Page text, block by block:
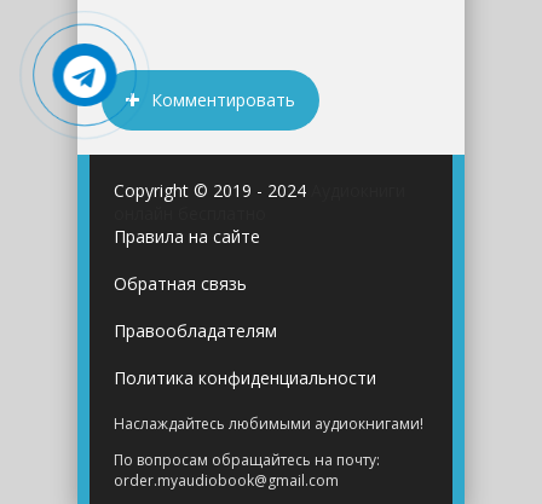
Комментировать
Copyright © 2019 - 2024
Правила на сайте
Обратная связь
Правообладателям
Политика конфиденциальности
Наслаждайтесь любимыми аудиокнигами!
По вопросам обращайтесь на почту:
order.myaudiobook@gmail.com